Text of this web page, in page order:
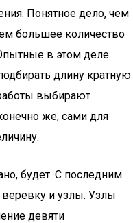
Понятное дело, чем
большее количество
в этом деле
длину кратную
выбирают
же, сами для
будет. С последним
веревку и узлы. Узлы
девяти